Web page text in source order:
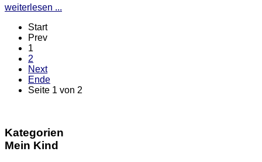
weiterlesen ...
Start
Prev
1
2
Next
Ende
Seite 1 von 2
Kategorien
Mein Kind